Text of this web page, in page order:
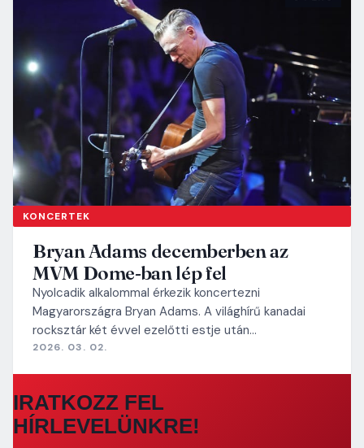
KONCERTEK
Bryan Adams decemberben az
MVM Dome-ban lép fel
Nyolcadik alkalommal érkezik koncertezni
Magyarországra Bryan Adams. A világhírű kanadai
rocksztár két évvel ezelőtti estje után…
2026. 03. 02.
IRATKOZZ FEL
HÍRLEVELÜNKRE!